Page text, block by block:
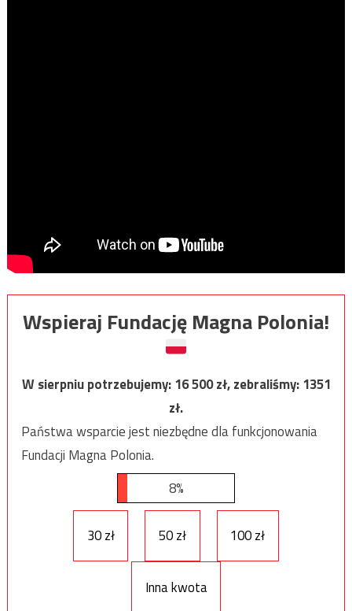
Wspieraj Fundację Magna Polonia!
W sierpniu potrzebujemy:16 500zł, zebraliśmy:1351
zł.
Państwa wsparcie jest niezbędne dla funkcjonowania
Fundacji Magna Polonia.
8%
30 zł 50 zł 100 zł
Inna kwota